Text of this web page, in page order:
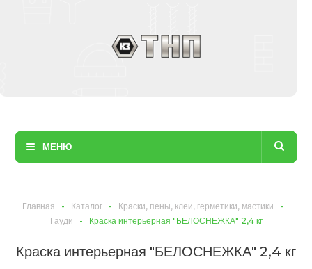
МЕНЮ
Главная - Каталог - Краски, пены, клеи, герметики, мастики
-
Гауди
- Краска интерьерная "БЕЛОСНЕЖКА" 2,4 кг
Краска интерьерная "БЕЛОСНЕЖКА" 2,4 кг